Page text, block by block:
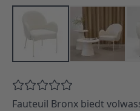
Fauteuil Bronx biedt